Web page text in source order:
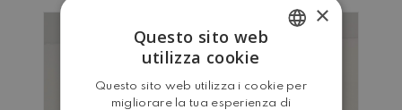
ENGLISH
×
Questo sito web
utilizza cookie
Questo sito web utilizza i cookie per
migliorare la tua esperienza di